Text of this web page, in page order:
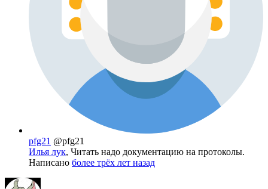
pfg21 @pfg21
Илья лук, Читать надо документацию на протоколы.
Написано более трёх лет назад